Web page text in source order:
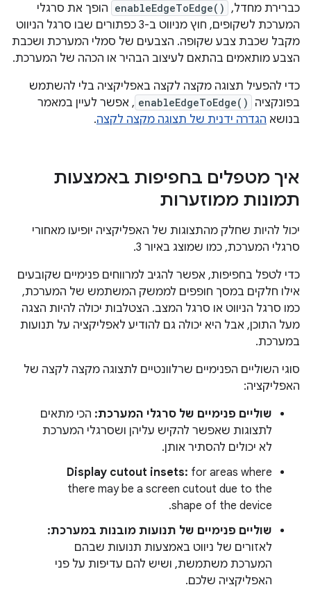
כברירת מחדל, enableEdgeToEdge() הופך את סרגלי
המערכת לשקופים, חוץ מניווט ב-3 כפתורים שבו סרגל הניווט
מקבל שכבת צבע שקופה. הצבעים של סמלי המערכת ושכבת
הצבע מותאמים בהתאם לעיצוב הבהיר או הכהה של המערכת.
כדי להפעיל תצוגה מקצה לקצה באפליקציה בלי להשתמש
בפונקציה
enableEdgeToEdge() , אפשר לעיין במאמר
בנושא הגדרה ידנית של תצוגה מקצה לקצה.
איך מטפלים בחפיפות באמצעות
תמונות ממוזערות
יכול להיות שחלק מהתצוגות של האפליקציה יופיעו מאחורי
סרגלי המערכת, כמו שמוצג באיור 3.
כדי לטפל בחפיפות, אפשר להגיב למרווחים פנימיים שקובעים
אילו חלקים במסך חופפים לממשק המשתמש של המערכת,
כמו סרגל הניווט או סרגל המצב. הצטלבות יכולה להיות הצגה
מעל התוכן, אבל היא יכולה גם להודיע לאפליקציה על תנועות
במערכת.
סוגי השוליים הפנימיים שרלוונטיים לתצוגה מקצה לקצה של
האפליקציה:
שוליים פנימיים של סרגלי המערכת: הכי מתאים
לתצוגות שאפשר להקיש עליהן ושסרגלי המערכת
לא יכולים להסתיר אותן.
Display cutout insets: for areas where
there may be a screen cutout due to the
shape of the device.
שוליים פנימיים של תנועות מובנות במערכת:
לאזורים של ניווט באמצעות תנועות שבהם
המערכת משתמשת, ושיש להם עדיפות על פני
האפליקציה שלכם.